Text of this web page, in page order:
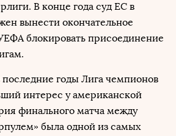
В конце года суд ЕС в
вынести окончательное
блокировать присоединение
последние годы Лига чемпионов
интерес у американской
финального матча между
была одной из самых